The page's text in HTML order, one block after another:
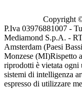
Copyright
P.Iva 03976881007 -
Mediamond S.p.A. -
Amsterdam (Paesi
Monzese (MI)Rispetto
riprodotti è vietata ogni
sistemi di intelligenza
espresso di utilizzare